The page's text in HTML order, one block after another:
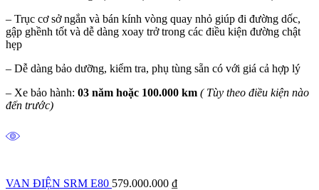
– Trục cơ sở ngắn và bán kính vòng quay nhỏ giúp đi đường dốc,
gập ghềnh tốt và dễ dàng xoay trở trong các điều kiện đường chật
hẹp
– Dễ dàng bảo dưỡng, kiểm tra, phụ tùng sẵn có với giá cả hợp lý
– Xe bảo hành: 03 năm hoặc 100.000 km ( Tùy theo điều kiện nào
đến trước)
VAN ĐIỆN SRM E80 579.000.000 ₫